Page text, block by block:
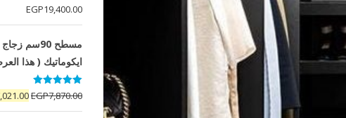
EGP19,400.00
مسطح 90سم
ايكوماتيك ( هذا
تم التقييم
5.00 من 5EGP7,870.00
السعر
الأصلي